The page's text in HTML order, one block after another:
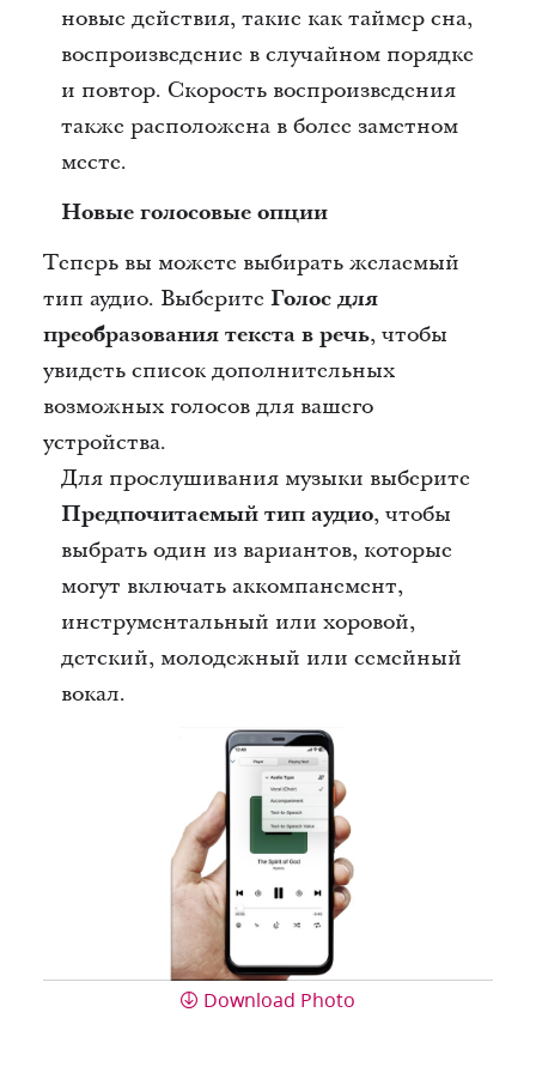
новые действия, такие как таймер сна,
воспроизведение в случайном порядке
и повтор. Скорость воспроизведения
также расположена в более заметном
месте.
Новые голосовые опции
Теперь вы можете выбирать желаемый
тип аудио. Выберите Голос для
преобразования текста в речь, чтобы
увидеть список дополнительных
возможных голосов для вашего
устройства.
Для прослушивания музыки выберите
Предпочитаемый тип аудио, чтобы
выбрать один из вариантов, которые
могут включать аккомпанемент,
инструментальный или хоровой,
детский, молодежный или семейный
вокал.
Download Photo